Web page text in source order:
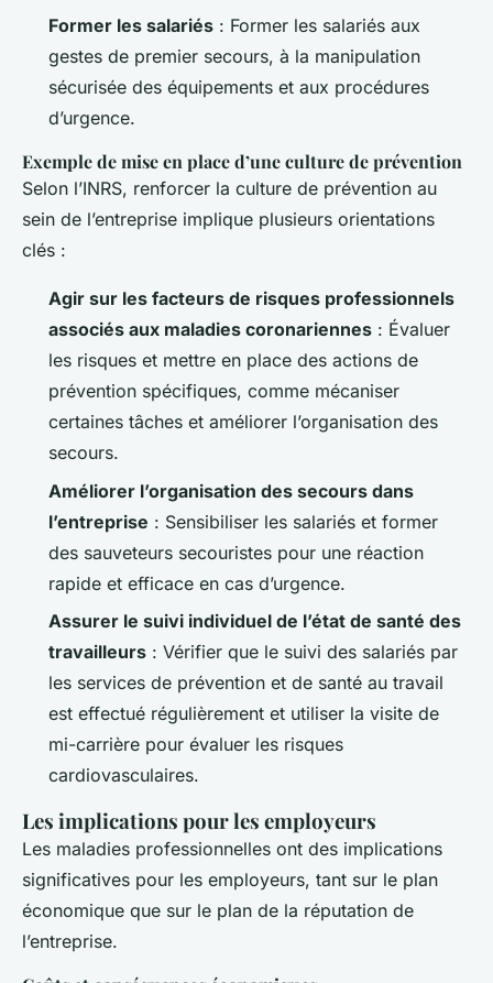
Former les salariés : Former les salariés aux
gestes de premier secours, à la manipulation
sécurisée des équipements et aux procédures
d’urgence.
Exemple de mise en place d’une culture de prévention
Selon l’INRS, renforcer la culture de prévention au
sein de l’entreprise implique plusieurs orientations
clés :
Agir sur les facteurs de risques professionnels
associés aux maladies coronariennes : Évaluer
les risques et mettre en place des actions de
prévention spécifiques, comme mécaniser
certaines tâches et améliorer l’organisation des
secours.
Améliorer l’organisation des secours dans
l’entreprise : Sensibiliser les salariés et former
des sauveteurs secouristes pour une réaction
rapide et efficace en cas d’urgence.
Assurer le suivi individuel de l’état de santé des
travailleurs : Vérifier que le suivi des salariés par
les services de prévention et de santé au travail
est effectué régulièrement et utiliser la visite de
mi-carrière pour évaluer les risques
cardiovasculaires.
Les implications pour les employeurs
Les maladies professionnelles ont des implications
significatives pour les employeurs, tant sur le plan
économique que sur le plan de la réputation de
l’entreprise.